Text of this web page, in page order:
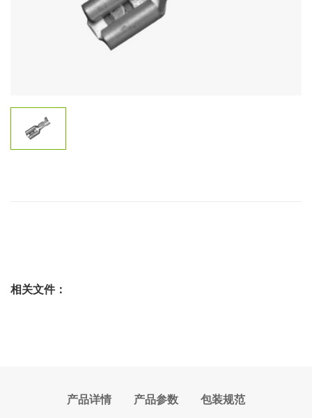
相关文件：
产品详情 产品参数 包装规范